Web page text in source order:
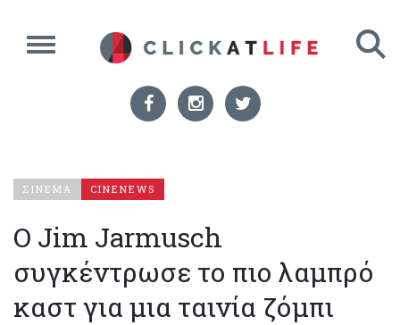
ΣΙΝΕΜΑ CINENEWS
O Jim Jarmusch
συγκέντρωσε το πιο λαμπρό
καστ για μια ταινία ζόμπι